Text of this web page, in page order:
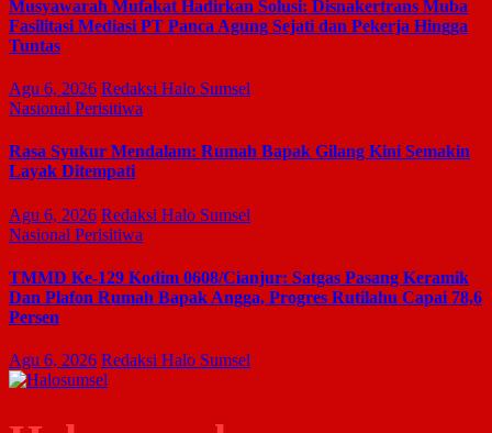
Musyawarah Mufakat Hadirkan Solusi: Disnakertrans Muba
Fasilitasi Mediasi PT Panca Agung Sejati dan Pekerja Hingga
Tuntas
Agu 6, 2026 Redaksi Halo Sumsel
Nasional Perisitiwa
Rasa Syukur Mendalam: Rumah Bapak Gilang Kini Semakin
Layak Ditempati
Agu 6, 2026 Redaksi Halo Sumsel
Nasional Perisitiwa
TMMD Ke-129 Kodim 0608/Cianjur: Satgas Pasang Keramik
Dan Plafon Rumah Bapak Angga, Progres Rutilahu Capai 78,6
Persen
Agu 6, 2026 Redaksi Halo Sumsel